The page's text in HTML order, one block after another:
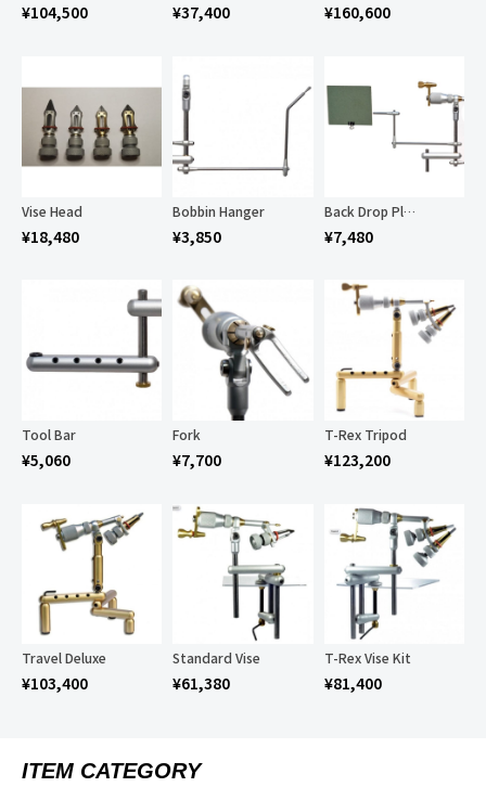
¥104,500 ¥37,400 ¥160,600
Vise Head
¥18,480
Bobbin Hanger
¥3,850
Back Drop Plate
¥7,480
Tool Bar
¥5,060
Fork
¥7,700
T-Rex Tripod
¥123,200
Travel Deluxe
¥103,400
Standard Vise
¥61,380
T-Rex Vise Kit
¥81,400
ITEM CATEGORY